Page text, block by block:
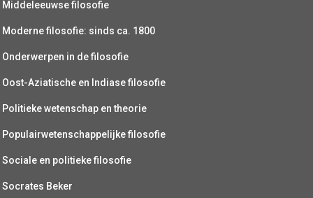
Middeleeuwse filosofie
Moderne filosofie: sinds ca. 1800
Onderwerpen in de filosofie
Oost-Aziatische en Indiase filosofie
Politieke wetenschap en theorie
Populairwetenschappelijke filosofie
Sociale en politieke filosofie
Socrates Beker